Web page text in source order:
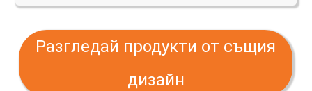
Разгледай продукти от същия
дизайн